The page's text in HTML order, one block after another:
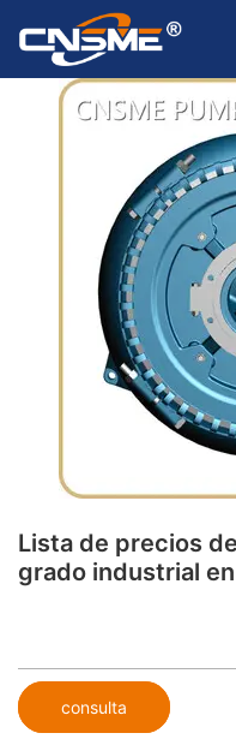
Lista de precios
grado industrial
consulta